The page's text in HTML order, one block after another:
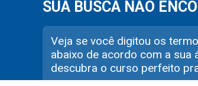
SUA BUSCA NÃO
Veja se você digitou os
abaixo de acordo com a sua
descubra o curso perfeito